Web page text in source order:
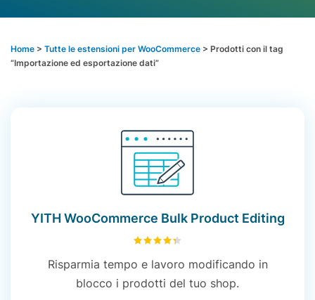
Home > Tutte le estensioni per WooCommerce > Prodotti con il tag
“Importazione ed esportazione dati”
YITH WooCommerce Bulk Product Editing
Risparmia tempo e lavoro modificando in
blocco i prodotti del tuo shop.